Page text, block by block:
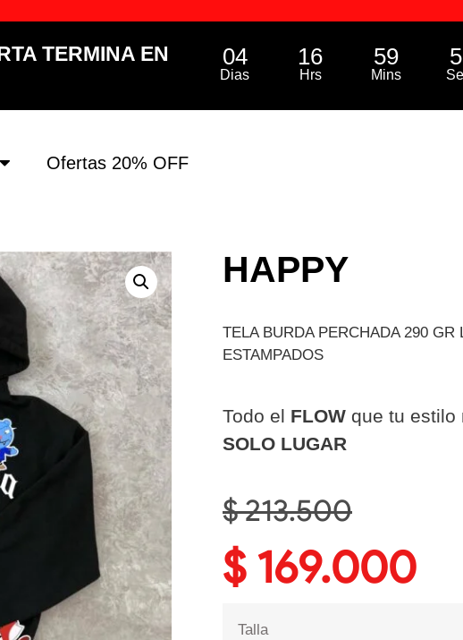
TERMINA EN 04
Dias
16
Hrs
59
Mins
Ofertas 20% OFF
HAPPY
TELA BURDA PERCHADA 290
ESTAMPADOS
Todo el FLOW que tu estilo
SOLO LUGAR
$213.500
$169.000
Talla